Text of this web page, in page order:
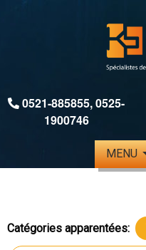
0521-885855,0525-
1900746
MENU
Catégories apparentées: